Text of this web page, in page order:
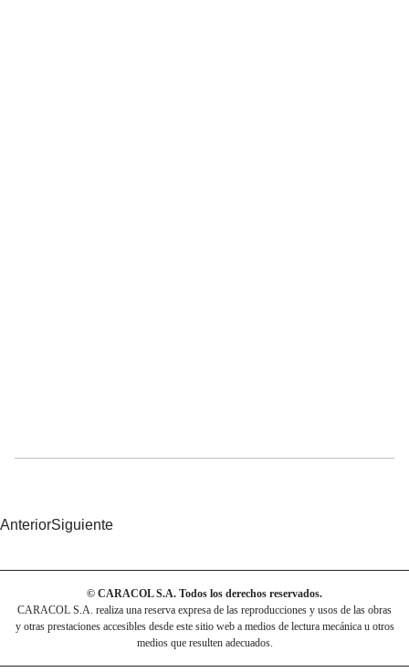
AnteriorSiguiente
© CARACOL S.A. Todos los derechos reservados.
CARACOL S.A. realiza una reserva expresa de las reproducciones y usos de las obras
y otras prestaciones accesibles desde este sitio web a medios de lectura mecánica u otros
medios que resulten adecuados.